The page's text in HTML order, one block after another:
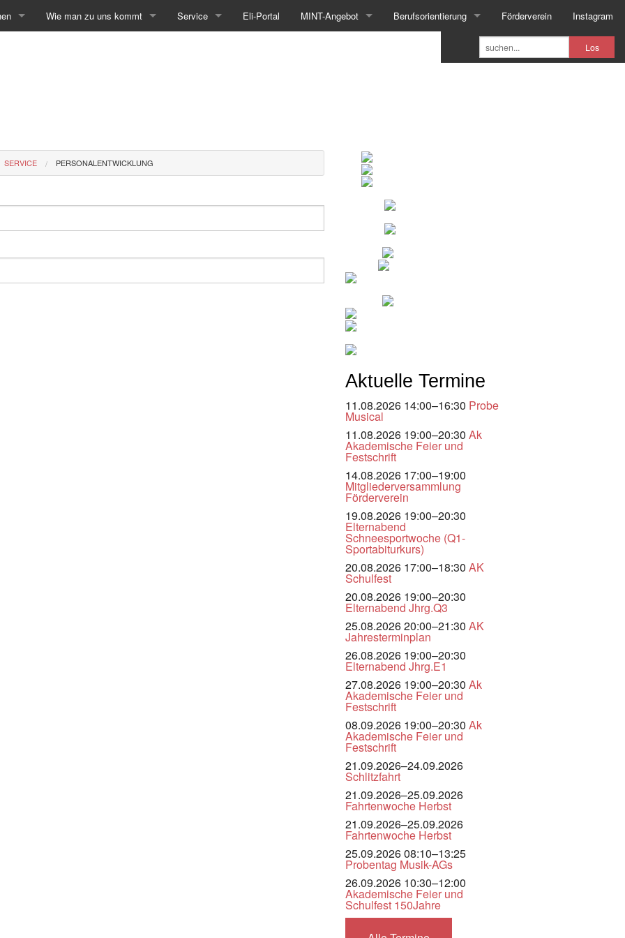
Wie man zu uns kommt Service Eli-Portal MINT-Angebot Berufsorientierung Förderverein Instagram
Los
SERVICE PERSONALENTWICKLUNG
Aktuelle Termine
11.08.2026 14:00–16:30 Probe
Musical
11.08.2026 19:00–20:30 Ak
Akademische Feier und
Festschrift
14.08.2026 17:00–19:00
Mitgliederversammlung
Förderverein
19.08.2026 19:00–20:30
Elternabend
Schneesportwoche (Q1-
Sportabiturkurs)
20.08.2026 17:00–18:30 AK
Schulfest
20.08.2026 19:00–20:30
Elternabend Jhrg.Q3
25.08.2026 20:00–21:30 AK
Jahresterminplan
26.08.2026 19:00–20:30
Elternabend Jhrg.E1
27.08.2026 19:00–20:30 Ak
Akademische Feier und
Festschrift
08.09.2026 19:00–20:30 Ak
Akademische Feier und
Festschrift
21.09.2026–24.09.2026
Schlitzfahrt
21.09.2026–25.09.2026
Fahrtenwoche Herbst
21.09.2026–25.09.2026
Fahrtenwoche Herbst
25.09.2026 08:10–13:25
Probentag Musik-AGs
26.09.2026 10:30–12:00
Akademische Feier und
Schulfest 150Jahre